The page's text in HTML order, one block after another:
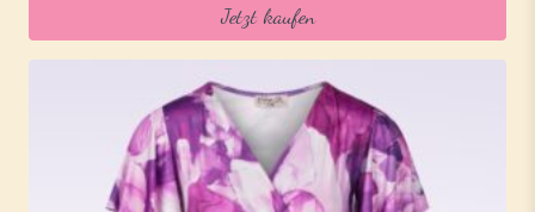
Jetzt kaufen